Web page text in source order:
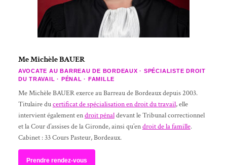
Me Michèle BAUER
AVOCATE AU BARREAU DE BORDEAUX · SPÉCIALISTE DROIT
DU TRAVAIL · PÉNAL · FAMILLE
Me Michèle BAUER exerce au Barreau de Bordeaux depuis 2003.
Titulaire ducertificat de spécialisation en droit du travail, elle
intervient également endroit pénaldevant le Tribunal correctionnel
et la Cour d’assises de la Gironde, ainsi qu’endroit de la famille.
Cabinet : 33 Cours Pasteur, Bordeaux.
Prendre rendez-vous